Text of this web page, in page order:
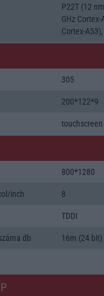
P22T (12
GHz
Cortex-
305
200*122*9
touchscreen
800*1280
inch 8
TDDI
db 16m (24 bit)